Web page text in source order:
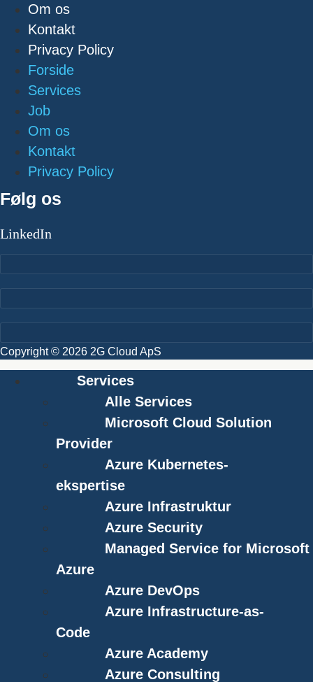
Om os
Kontakt
Privacy Policy
Forside
Services
Job
Om os
Kontakt
Privacy Policy
Følg os
LinkedIn
Copyright © 2026 2G Cloud ApS
Services
Alle Services
Microsoft Cloud Solution
Provider
Azure Kubernetes-
ekspertise
Azure Infrastruktur
Azure Security
Managed Service for Microsoft
Azure
Azure DevOps
Azure Infrastructure-as-
Code
Azure Academy
Azure Consulting